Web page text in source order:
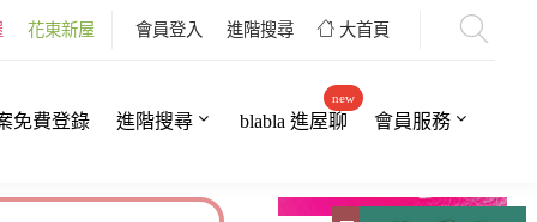
花東新屋 會員登入 進階搜尋 大首頁
免費登錄 進階搜尋 blabla 進屋聊
new
會員服務